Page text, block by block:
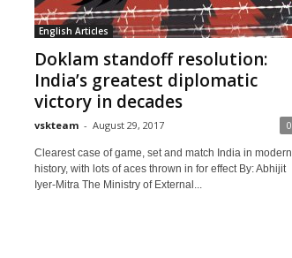
English Articles
Doklam standoff resolution:
India’s greatest diplomatic
victory in decades
vskteam - August 29, 2017 0
Clearest case of game, set and match India in modern
history, with lots of aces thrown in for effect By: Abhijit
Iyer-Mitra The Ministry of External...